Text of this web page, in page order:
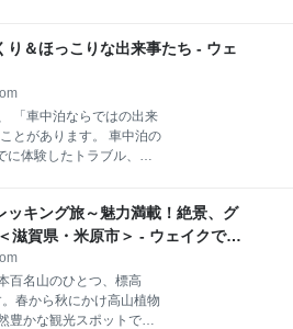
賀の里・忍者村での忍者
地を訪れ、たくさんのた
賀市内の珍しい
り開放感は抜群です。青
麗な秋の山、星空が広が
フから見える景色を楽し
ます。 普段使いからレジ
型タフト。 今回は車中泊
。 新型タフトについて
ップ」 快適装備もばっち
に両シートヒーターなど
十分な広さを確保 後
り＆ほっこりな出来事たち - ウェ
「車中泊ならではの出来
とがあります。 車中泊の
に体験したトラブル、び
体験談３～丸見え 体験
～呪縛からの解放 体験談
～みんな友達 まとめ 体
めての車中泊で、山奥の
す。 シートを倒してマッ
も遅くなり、ワクワクし
ッキング旅～魅力満載！絶景、グ
滋賀県・米原市＞ - ウェイクで行
百名山のひとつ、標高
春から秋にかけ高山植物
豊かな観光スポットで